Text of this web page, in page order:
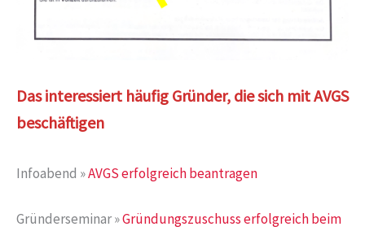
Das interessiert häufig Gründer, die sich mit AVGS
beschäftigen
Infoabend »AVGS erfolgreich beantragen
Gründerseminar »Gründungszuschuss erfolgreich beim